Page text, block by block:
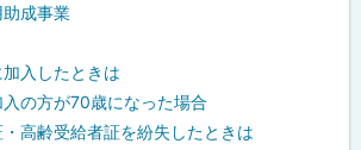
助成事業
入したときは
の方が70歳になった場合
高齢受給者証を紛失したときは